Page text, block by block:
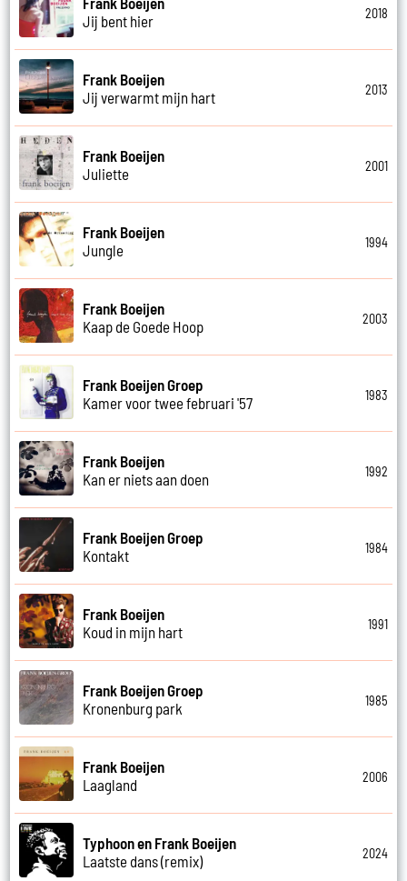
Jij bent hier
2018
Frank Boeijen
Jij verwarmt mijn hart
2013
Frank Boeijen
Juliette
2001
Frank Boeijen
Jungle
1994
Frank Boeijen
Kaap de Goede Hoop
2003
Frank Boeijen Groep
Kamer voor twee februari '57
1983
Frank Boeijen
Kan er niets aan doen
1992
Frank Boeijen Groep
Kontakt
1984
Frank Boeijen
Koud in mijn hart
1991
Frank Boeijen Groep
Kronenburg park
1985
Frank Boeijen
Laagland
2006
Typhoon en Frank Boeijen
Laatste dans (remix)
2024